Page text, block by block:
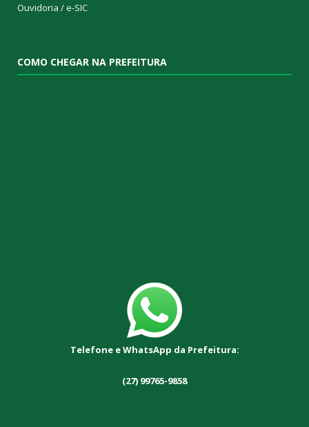
Ouvidoria /e-SIC
COMO CHEGAR NA PREFEITURA
Telefone e WhatsApp da Prefeitura:
(27) 99765-9858